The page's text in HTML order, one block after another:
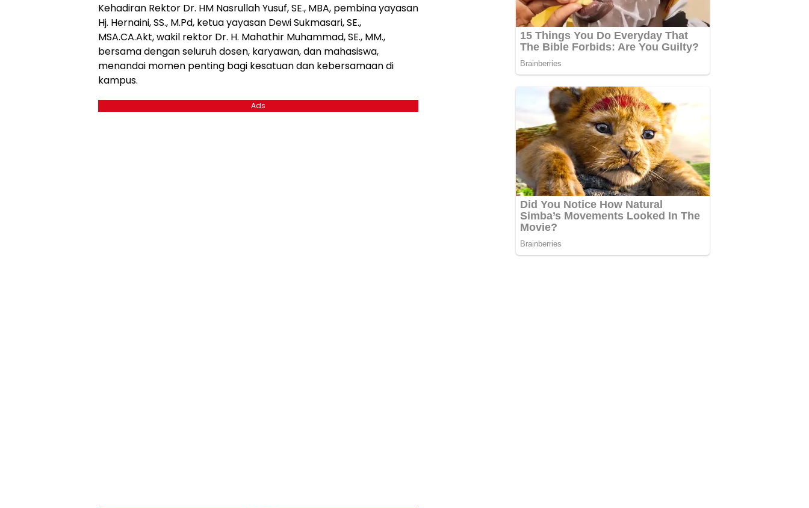
Kehadiran Rektor Dr. HM Nasrullah Yusuf, SE., MBA, pembina yayasan
Hj. Hernaini, SS., M.Pd, ketua yayasan Dewi Sukmasari, SE.,
MSA.CA.Akt, wakil rektor Dr. H. Mahathir Muhammad, SE., MM.,
bersama dengan seluruh dosen, karyawan, dan mahasiswa,
menandai momen penting bagi kesatuan dan kebersamaan di
kampus.
Ads